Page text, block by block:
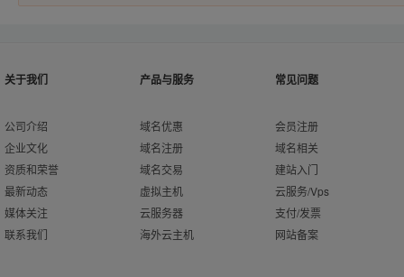
关于我们
公司介绍
企业文化
资质和荣誉
最新动态
媒体关注
联系我们
产品与服务
域名优惠
域名注册
域名交易
虚拟主机
云服务器
海外云主机
常见问题
会员注册
域名相关
建站入门
云服务/Vps
支付/发票
网站备案